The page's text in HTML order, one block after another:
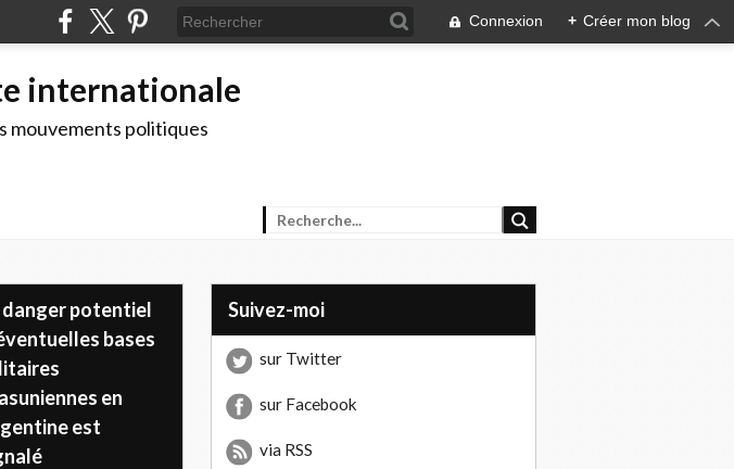
Connexion + Créer mon blog
internationale
mouvements politiques
danger potentiel
bases
en
est
Suivez-moi
sur Twitter
sur Facebook
via RSS